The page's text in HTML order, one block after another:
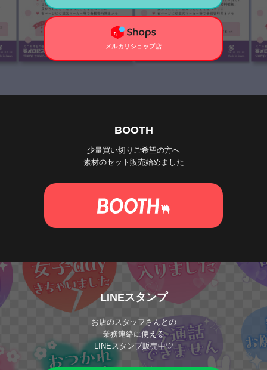
メルカリショップ店
BOOTH
少量買い切りご希望の方へ
素材のセット販売始めました
LINEスタンプ
お店のスタッフさんとの
業務連絡に使える
LINEスタンプ販売中♡